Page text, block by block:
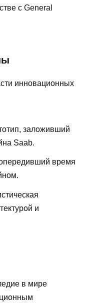
с General
инновационных
заложивший
Saab.
время
и
в мире